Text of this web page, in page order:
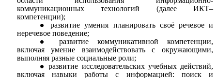
коммуникационных технологий (далее ИКТ–
компетенции);
развитие умения планировать своё речевое и
неречевое поведение;
развитие коммуникативной компетенции,
включая умение взаимодействовать с окружающими,
выполняя разные социальные роли;
развитие исследовательских учебных действий,
включая навыки работы с информацией: поиск и